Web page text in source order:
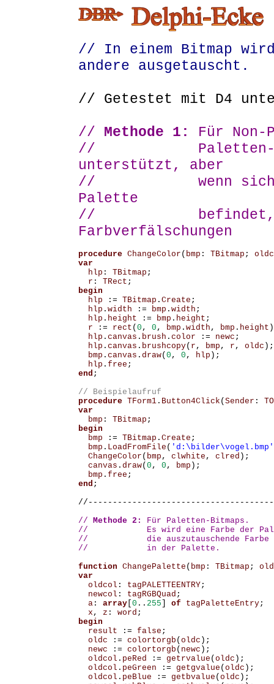
// In einem Bitmap
andere ausgetauscht.
// Getestet mit D4
// Methode 1: Für
// Paletten-
unterstützt, aber
// wenn sich die
Palette
// befindet,
Farbverfälschungen
procedure ChangeColor ( bmp : TBitmap ;
oldc
var
hlp : TBitmap ;
r : TRect ;
begin
hlp
:= TBitmap . Create ;
hlp . width := bmp . width ;
hlp . height := bmp . height ;
r
:= rect ( 0 , 0 , bmp . width , bmp . height
hlp . canvas . brush . color := newc ;
hlp . canvas . brushcopy( r , bmp , r , oldc );
bmp . canvas . draw( 0 , 0 , hlp );
hlp . free ;
end ;
procedure TForm1 . Button4Click ( Sender :
var
bmp : TBitmap ;
begin
bmp
:= TBitmap . Create ;
bmp . LoadFromFile ( 'd:\bilder\vogel.bmp'
ChangeColor ( bmp , clwhite , clred );
canvas . draw( 0 , 0 , bmp );
bmp . free ;
end ;
// Methode 2: Für Paletten-Bitmaps.
//            Es wird eine Farbe der
//            die auszutauschende Farbe
//            in der Palette.
function ChangePalette ( bmp : TBitmap ;
var
oldcol : tagPALETTEENTRY;
newcol : tagRGBQuad ;
a : array 0 .. 255 of tagPaletteEntry;
x , z : word ;
begin
result
:= false ;
oldc
:= colortorgb ( oldc );
newc
:= colortorgb ( newc );
oldcol . peRed := getrvalue ( oldc );
oldcol . peGreen := getgvalue ( oldc );
oldcol . peBlue := getbvalue ( oldc );